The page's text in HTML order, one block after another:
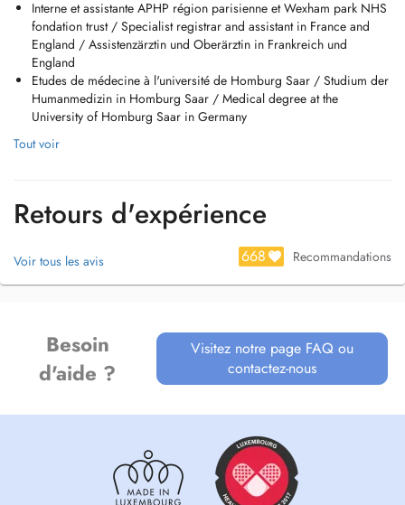
En cas d'empêchement, je vous remercie de contacter le secrétariat au
26779894 ou par doctena minimum 24 heures à l'avance afin de vous
éviter des frais de consultation/examen.
Une indemnité équivalente au tarif dune consultation normale non
remboursable par l'assurance maladie vous sera facturée si vous
n'avez pas annulé le Rendez vous 24 h à l'avance.
Interne et assistante APHP région parisienne et Wexham park NHS
fondation trust / Specialist registrar and assistant in France and
England / Assistenzärztin und Oberärztin in Frankreich und
England
Etudes de médecine à l'université de Homburg Saar / Studium der
Humanmedizin in Homburg Saar / Medical degree at the
University of Homburg Saar in Germany
Tout voir
Retours d'expérience
Voir tous les avis 668 Recommandations
Besoin
d'aide ?
Visitez notre page FAQ ou
contactez-nous